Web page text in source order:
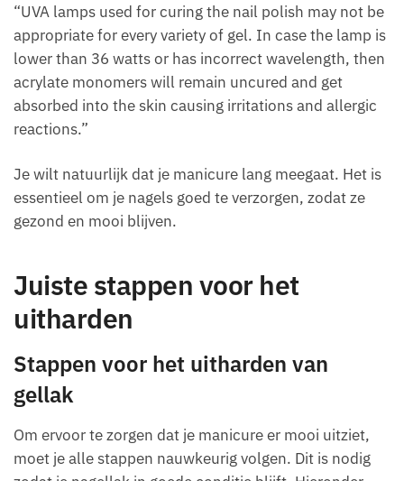
“UVA lamps used for curing the nail polish may not be
appropriate for every variety of gel. In case the lamp is
lower than 36 watts or has incorrect wavelength, then
acrylate monomers will remain uncured and get
absorbed into the skin causing irritations and allergic
reactions.”
Je wilt natuurlijk dat je manicure lang meegaat. Het is
essentieel om je nagels goed te verzorgen, zodat ze
gezond en mooi blijven.
Juiste stappen voor het
uitharden
Stappen voor het uitharden van
gellak
Om ervoor te zorgen dat je manicure er mooi uitziet,
moet je alle stappen nauwkeurig volgen. Dit is nodig